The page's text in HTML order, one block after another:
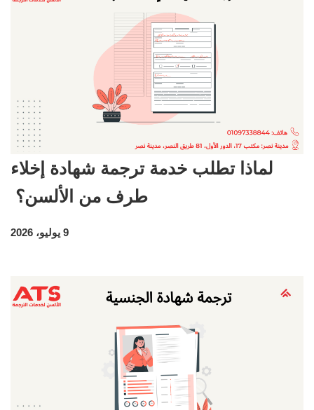
لماذا تطلب خدمة ترجمة شهادة إخلاء
طرف من الألسن؟
9 يوليو، 2026